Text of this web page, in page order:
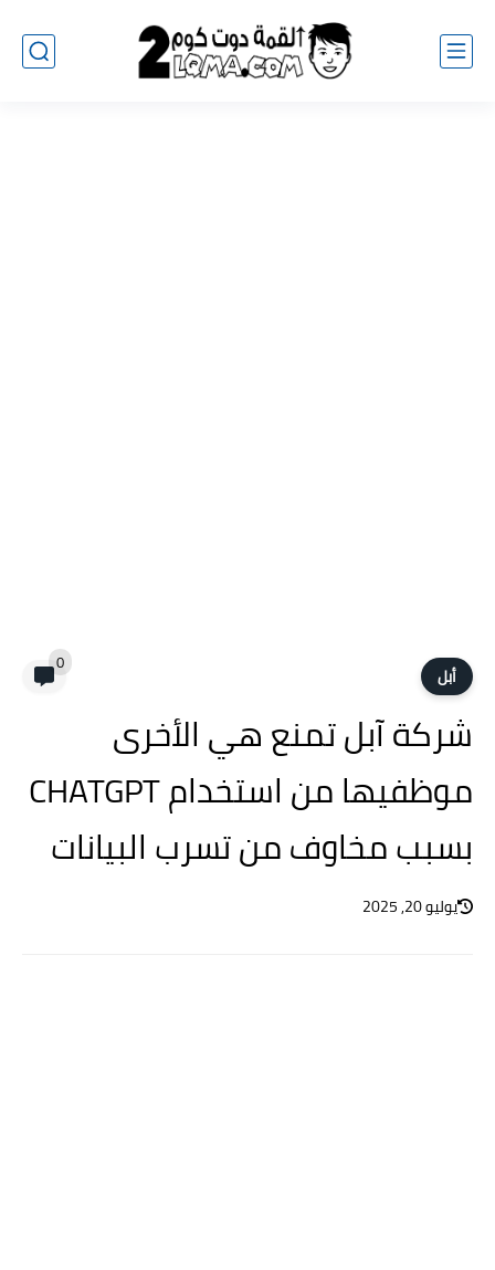
أبل 0
شركة آبل تمنع هي الأخرى
موظفيها من استخدام CHATGPT
بسبب مخاوف من تسرب البيانات
يوليو 20, 2025